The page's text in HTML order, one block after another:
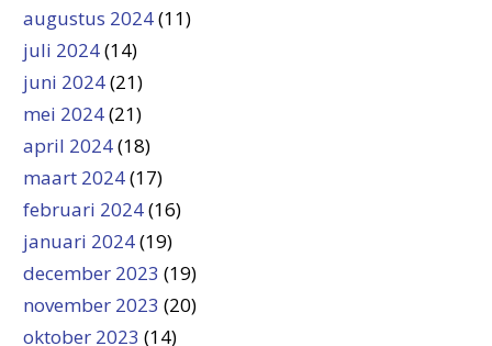
augustus 2024(11)
juli 2024(14)
juni 2024(21)
mei 2024(21)
april 2024(18)
maart 2024(17)
februari 2024(16)
januari 2024(19)
december 2023 (19)
november 2023 (20)
oktober 2023 (14)